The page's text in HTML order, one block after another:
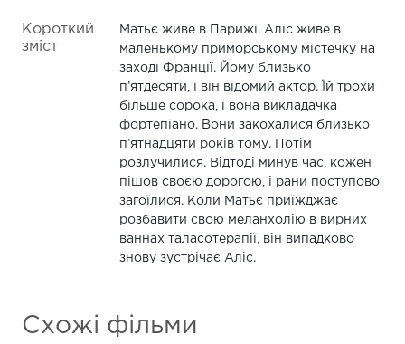
Короткий
зміст
Матьє живе в Парижі. Аліс живе в
маленькому приморському містечку на
заході Франції. Йому близько
п’ятдесяти, і він відомий актор. Їй трохи
більше сорока, і вона викладачка
фортепіано. Вони закохалися близько
п’ятнадцяти років тому. Потім
розлучилися. Відтоді минув час, кожен
пішов своєю дорогою, і рани поступово
загоїлися. Коли Матьє приїжджає
розбавити свою меланхолію в вирних
ваннах таласотерапії, він випадково
знову зустрічає Аліс.
Схожі фільми